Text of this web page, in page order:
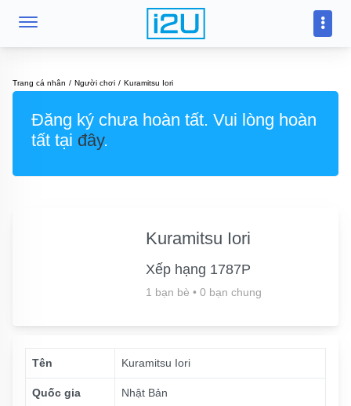
Trang cá nhân Người chơi Kuramitsu Iori
Đăng ký chưa hoàn tất. Vui lòng hoàn
tất tại đây.
Kuramitsu Iori
Xếp hạng 1787P
1 bạn bè • 0 bạn chung
Tên Kuramitsu Iori
Quốc gia Nhật Bản